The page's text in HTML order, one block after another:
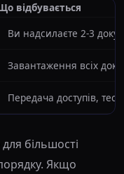
відбувається
Ви надсилаєте 2-3
Завантаження всіх
Передача доступів,
більшості
Якщо